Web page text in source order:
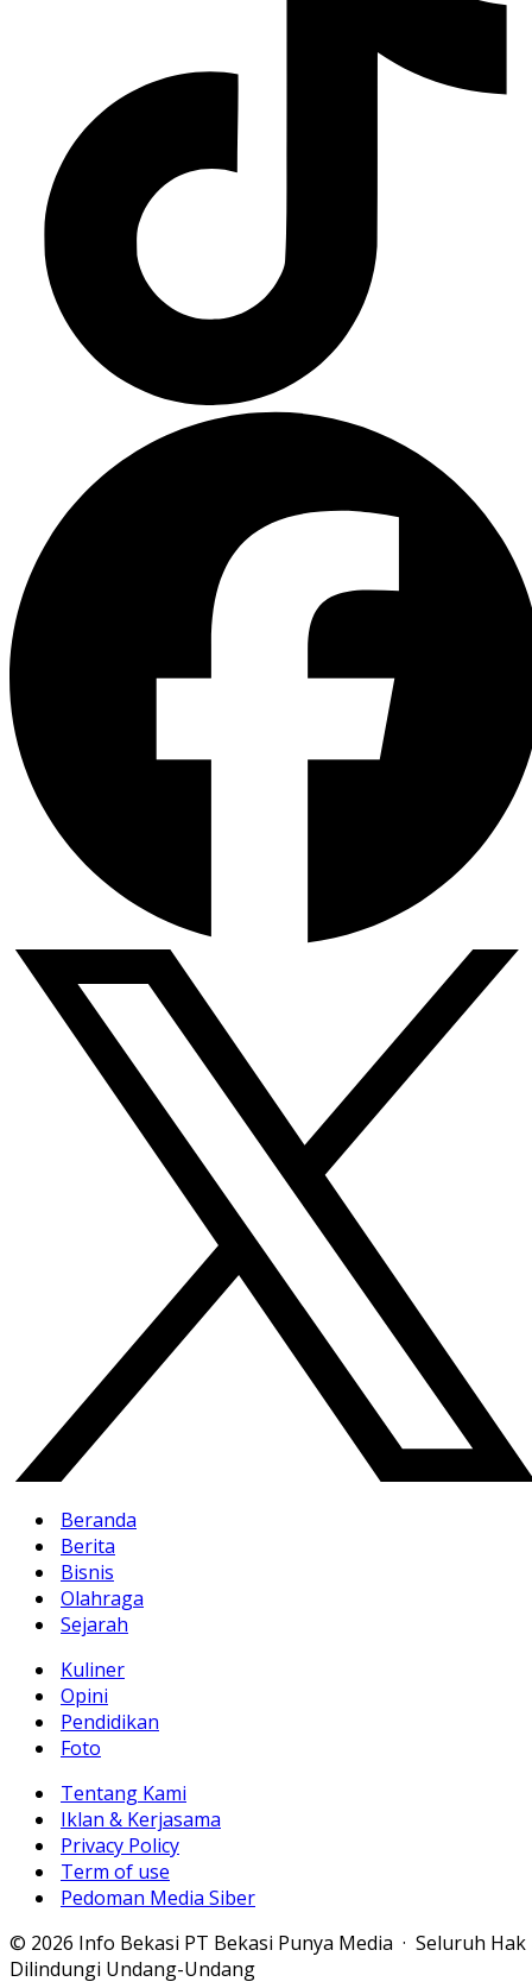
Beranda
Berita
Bisnis
Olahraga
Sejarah
Kuliner
Opini
Pendidikan
Foto
Tentang Kami
Iklan & Kerjasama
Privacy Policy
Term of use
Pedoman Media Siber
© 2026 Info Bekasi PT Bekasi Punya Media · Seluruh Hak
Dilindungi Undang-Undang